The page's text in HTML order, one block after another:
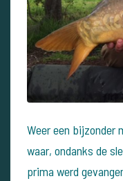
Weer een bijzonder
waar, ondanks de
prima werd